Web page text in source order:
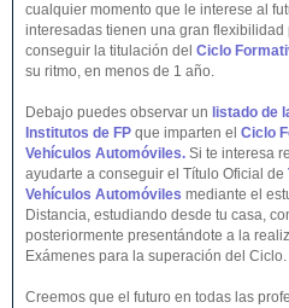
cualquier momento que le interese al
interesadas tienen una gran
conseguir la titulación del Ciclo
su ritmo, en menos de 1 año.
Debajo puedes observar un listado de
Institutos de FP que imparten el Ciclo
Vehículos Automóviles. Si te interesa
ayudarte a conseguir el Título Oficial de
Vehículos Automóviles mediante el
Distancia, estudiando desde tu casa,
posteriormente presentándote a la
Exámenes para la superación del Ciclo.
Creemos que el futuro en todas las